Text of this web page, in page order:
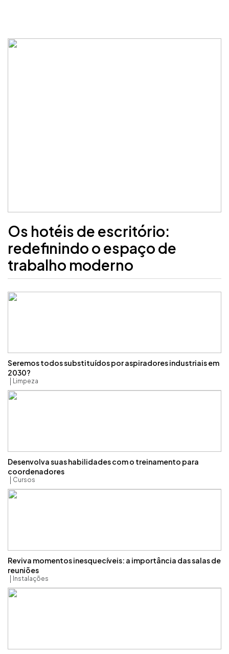
Os hotéis de escritório:
redefinindo o espaço de
trabalho moderno
Seremos todos substituídos por aspiradores industriais em
2030?
Limpeza
Desenvolva suas habilidades com o treinamento para
coordenadores
Cursos
Reviva momentos inesquecíveis: a importância das salas de
reuniões
Instalações